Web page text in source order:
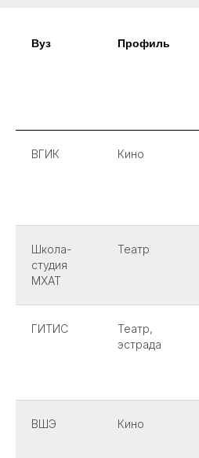
Вуз Профиль
ВГИК Кино
Школа-
студия
МХАТ
Театр
ГИТИС
Театр,
эстрада
ВШЭ Кино